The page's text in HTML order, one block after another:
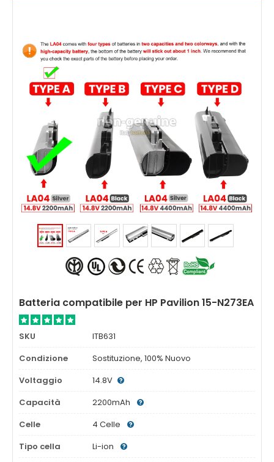
Batteria compatibile per HP Pavilion 15-N273EA
SKU
ITB631
Condizione
Sostituzione, 100% Nuovo
Voltaggio
14.8V
Capacità
2200mAh
Celle
4 Celle
Tipo cella
Li-ion